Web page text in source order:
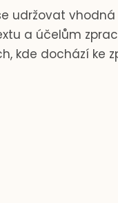
udržovat
a účelům
kde dochází